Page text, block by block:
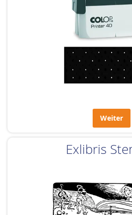
Weiter
Exlibris